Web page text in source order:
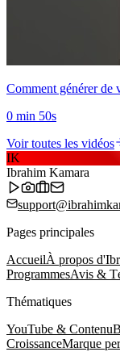
Comment générer de
0 min 50s
Voir toutes les vidéos
IK
Ibrahim Kamara
Pages principales
AccueilÀ propos
ProgrammesAvis &
Thématiques
YouTube & Contenu
CroissanceMarque